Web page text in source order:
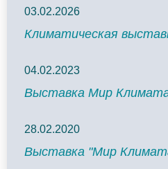
03.02.2026
Климатическая
04.02.2023
Выставка Мир
28.02.2020
Выставка "Мир